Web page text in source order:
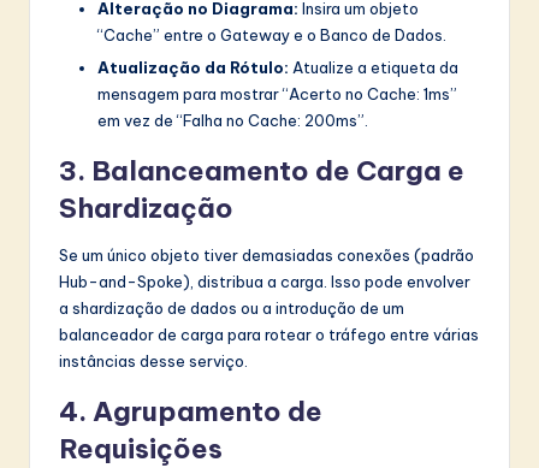
Alteração no Diagrama: Insira um objeto
“Cache” entre o Gateway e o Banco de Dados.
Atualização da Rótulo: Atualize a etiqueta da
mensagem para mostrar “Acerto no Cache: 1ms”
em vez de “Falha no Cache: 200ms”.
3. Balanceamento de Carga e
Shardização
Se um único objeto tiver demasiadas conexões (padrão
Hub-and-Spoke), distribua a carga. Isso pode envolver
a shardização de dados ou a introdução de um
balanceador de carga para rotear o tráfego entre várias
instâncias desse serviço.
4. Agrupamento de
Requisições